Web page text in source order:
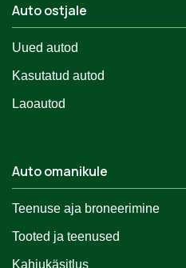
Auto ostjale
Uued autod
Kasutatud autod
Laoautod
Auto omanikule
Teenuse aja broneerimine
Tooted ja teenused
Kahjukäsitlus